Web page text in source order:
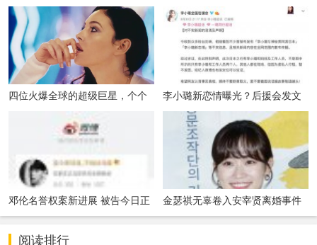
四位火爆全球的超级巨星，个个
李小璐新恋情曝光？后援会发文
辟谣：假的！
邓伦名誉权案新进展 被告今日正
式发文致歉
金瑟祺无辜卷入安宰贤离婚事件
紧急否认二
阅读排行